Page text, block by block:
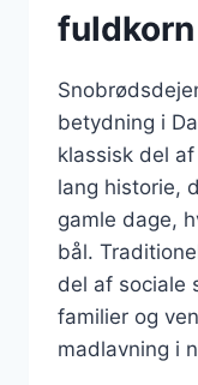
betydning i
klassisk del
lang historie,
gamle dage,
bål.
del af sociale
familier og
madlavning i